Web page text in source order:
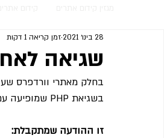
שגיאה
28 בינו׳ 2021 זמן קריאה 1 דקות
בשגיאת PHP שמופיעה עם טעינת האלמנטור ומודיעה על בעיה ב Jquery.
זו ההודעה שמתקבלת: